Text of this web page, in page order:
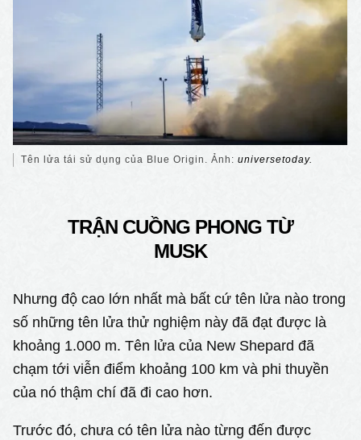
Tên lửa tái sử dụng của Blue Origin. Ảnh:universetoday.
TRẬN CUỒNG PHONG TỪ
MUSK
Nhưng độ cao lớn nhất mà bất cứ tên lửa nào trong
số những tên lửa thử nghiệm này đã đạt được là
khoảng 1.000 m. Tên lửa của New Shepard đã
chạm tới viễn điểm khoảng 100 km và phi thuyền
của nó thậm chí đã đi cao hơn.
Trước đó, chưa có tên lửa nào từng đến được